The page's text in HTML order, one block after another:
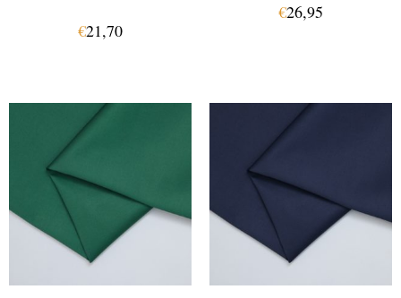
€21,70
€26,95